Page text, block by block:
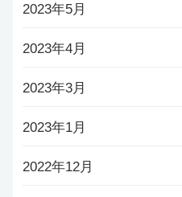
2023年5月
2023年4月
2023年3月
2023年1月
2022年12月